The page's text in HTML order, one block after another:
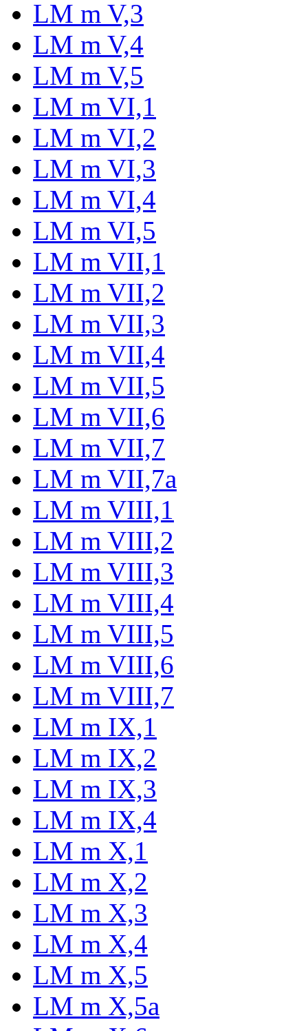
LM m V,3
LM m V,4
LM m V,5
LM m VI,1
LM m VI,2
LM m VI,3
LM m VI,4
LM m VI,5
LM m VII,1
LM m VII,2
LM m VII,3
LM m VII,4
LM m VII,5
LM m VII,6
LM m VII,7
LM m VII,7a
LM m VIII,1
LM m VIII,2
LM m VIII,3
LM m VIII,4
LM m VIII,5
LM m VIII,6
LM m VIII,7
LM m IX,1
LM m IX,2
LM m IX,3
LM m IX,4
LM m X,1
LM m X,2
LM m X,3
LM m X,4
LM m X,5
LM m X,5a